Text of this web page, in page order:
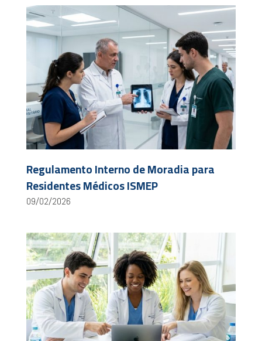
Regulamento Interno de Moradia para
Residentes Médicos ISMEP
09/02/2026